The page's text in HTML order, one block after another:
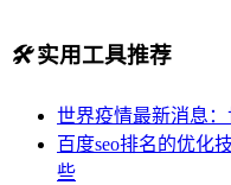
🛠️实用工具推荐
世界疫情最新消息
百度seo排名的优化
些